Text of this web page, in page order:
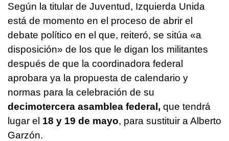
Según la titular de Juventud, Izquierda Unida
está de momento en el proceso de abrir el
debate político en el que, reiteró, se sitúa «a
disposición» de los que le digan los militantes
después de que la coordinadora federal
aprobara ya la propuesta de calendario y
normas para la celebración de su
decimotercera asamblea federal, que tendrá
lugar el 18 y 19 de mayo, para sustituir a Alberto
Garzón.